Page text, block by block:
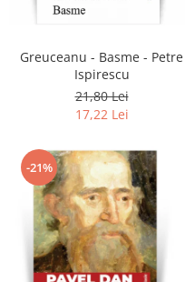
Greuceanu - Basme - Petre
Ispirescu
21,80 Lei
17,22 Lei
-21%